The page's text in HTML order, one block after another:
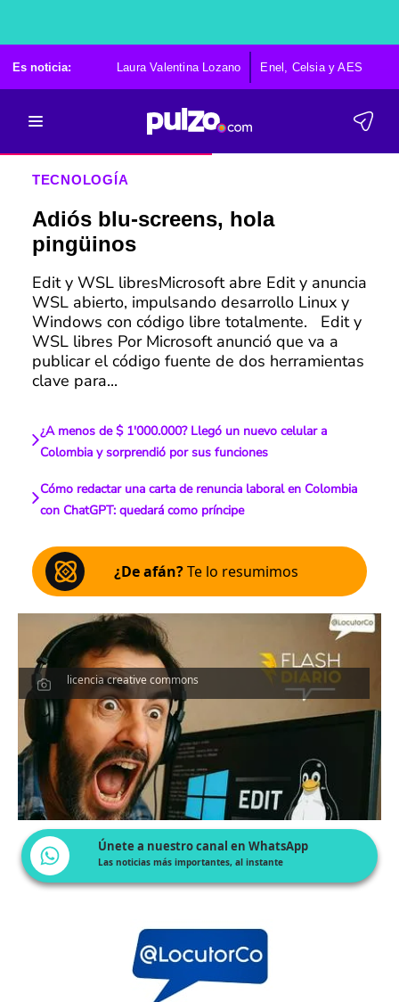
Es noticia: Laura Valentina Lozano Enel, Celsia y AES
TECNOLOGÍA
Adiós blu-screens, hola
pingüinos
Edit y WSL libresMicrosoft abre Edit y anuncia
WSL abierto, impulsando desarrollo Linux y
Windows con código libre totalmente. Edit y
WSL libres Por Microsoft anunció que va a
publicar el código fuente de dos herramientas
clave para...
¿A menos de $ 1'000.000? Llegó un nuevo celular a
Colombia y sorprendió por sus funciones
Cómo redactar una carta de renuncia laboral en Colombia
con ChatGPT: quedará como príncipe
¿De afán?Te lo resumimos
licencia creative commons
Únete a nuestro canal en WhatsApp
Las noticias más importantes, al instante